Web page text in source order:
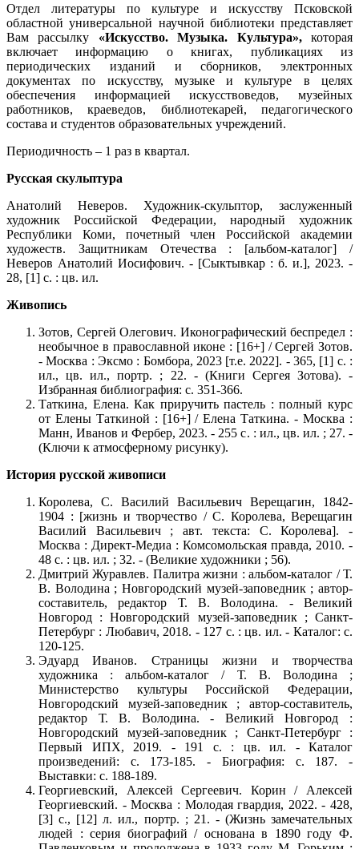
Отдел литературы по культуре и искусству Псковской
областной универсальной научной библиотеки представляет
Вам рассылку «Искусство.Музыка. Культура»,которая
включает информацию о книгах, публикациях из
периодических изданий и сборников, электронных
документах по искусству, музыке и культуре в целях
обеспечения информацией искусствоведов, музейных
работников, краеведов, библиотекарей, педагогического
состава и студентов образовательных учреждений.
Периодичность – 1 раз в квартал.
Русская скульптура
Анатолий Неверов. Художник-скульптор, заслуженный
художник Российской Федерации, народный художник
Республики Коми, почетный член Российской академии
художеств. Защитникам Отечества : [альбом-каталог] /
Неверов Анатолий Иосифович. - [Сыктывкар : б. и.], 2023. -
28, [1] с. : цв. ил.
Живопись
Зотов, Сергей Олегович. Иконографический беспредел :
необычное в православной иконе : [16+] / Сергей Зотов.
- Москва : Эксмо : Бомбора, 2023 [т.е. 2022]. - 365, [1] с. :
ил., цв. ил., портр. ; 22. - (Книги Сергея Зотова). -
Избранная библиография: с. 351-366.
Таткина, Елена. Как приручить пастель : полный курс
от Елены Таткиной : [16+] / Елена Таткина. - Москва :
Манн, Иванов и Фербер, 2023. - 255 с. : ил., цв. ил. ; 27. -
(Ключи к атмосферному рисунку).
История русской живописи
Королева, С.
Василий Васильевич Верещагин, 1842-
1904 : [жизнь и творчество / С. Королева, Верещагин
Василий Васильевич ; авт. текста: С. Королева]. -
Москва : Директ-Медиа : Комсомольская правда, 2010. -
48 с. : цв. ил. ; 32. - (Великие художники ; 56).
Дмитрий Журавлев. Палитра жизни : альбом-каталог / Т.
В. Володина ; Новгородский музей-заповедник ; автор-
составитель, редактор Т. В. Володина. - Великий
Новгород : Новгородский музей-заповедник ; Санкт-
Петербург : Любавич, 2018. - 127 с. : цв. ил. - Каталог: с.
120-125.
Эдуард Иванов. Страницы жизни и творчества
художника : альбом-каталог / Т. В. Володина ;
Министерство культуры Российской Федерации,
Новгородский музей-заповедник ; автор-составитель,
редактор Т. В. Володина. - Великий Новгород :
Новгородский музей-заповедник ; Санкт-Петербург :
Первый ИПХ, 2019. - 191 с. : цв. ил. - Каталог
произведений: с. 173-185. - Биография: с. 187. -
Выставки: с. 188-189.
Георгиевский, Алексей Сергеевич.
Корин / Алексей
Георгиевский. - Москва : Молодая гвардия, 2022. - 428,
[3] с., [12] л. ил., портр. ; 21. - (Жизнь замечательных
людей : серия биографий / основана в 1890 году Ф.